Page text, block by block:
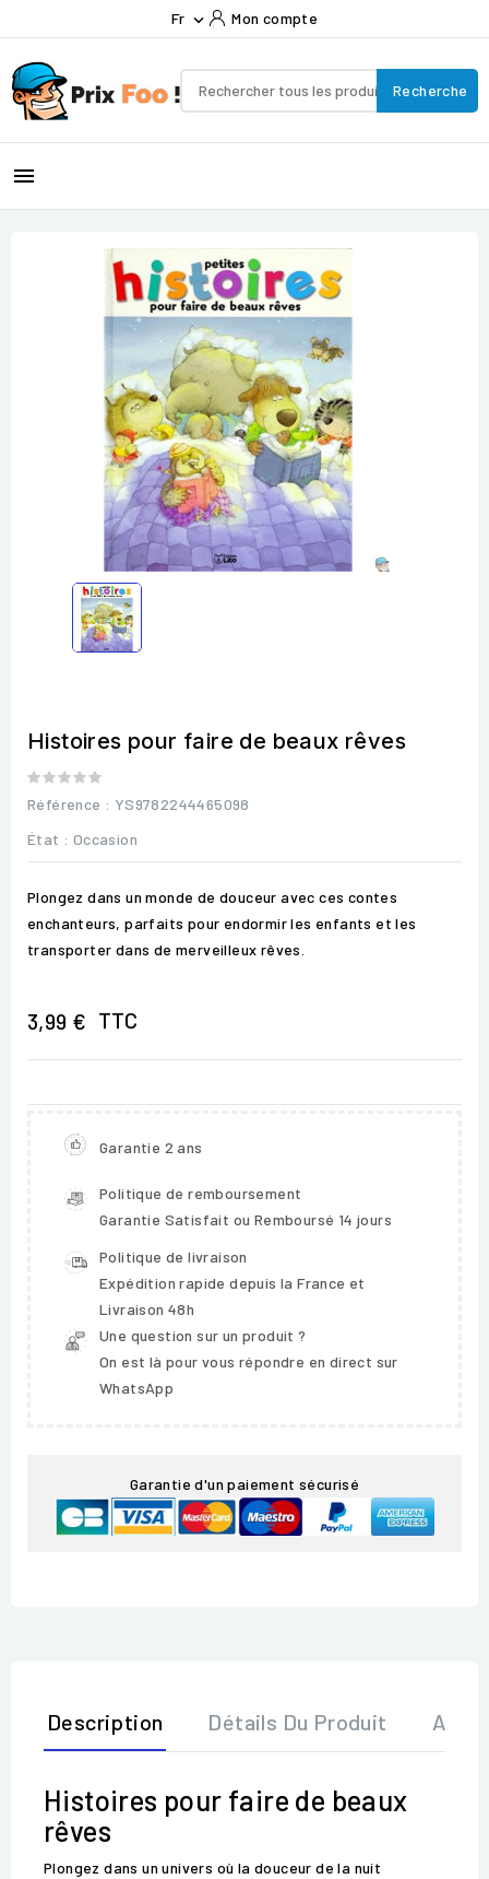
Fr  Mon compte
Recherche

Histoires pour faire de beaux rêves
Référence : YS9782244465098
État : Occasion
Plongez dans un monde de douceur avec ces contes
enchanteurs, parfaits pour endormir les enfants et les
transporter dans de merveilleux rêves.
3,99 € TTC
Garantie 2 ans
Politique de remboursement
Garantie Satisfait ou Remboursé 14 jours
Politique de livraison
Expédition rapide depuis la France et
Livraison 48h
Une question sur un produit ?
On est là pour vous répondre en direct sur
WhatsApp
Garantie d'un paiement sécurisé
Description Détails Du Produit Avis
Histoires pour faire de beaux
rêves
Plongez dans un univers où la douceur de la nuit